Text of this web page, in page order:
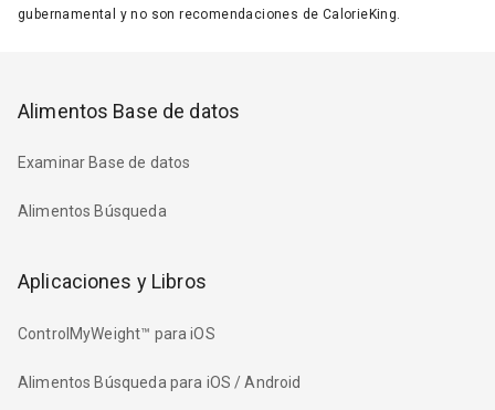
gubernamental y no son recomendaciones de CalorieKing.
Alimentos Base de datos
Examinar Base de datos
Alimentos Búsqueda
Aplicaciones y Libros
ControlMyWeight™ para iOS
Alimentos Búsqueda para iOS / Android